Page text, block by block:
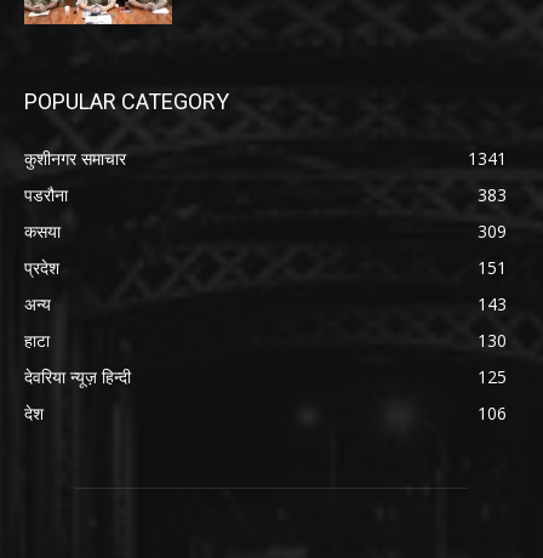
POPULAR CATEGORY
कुशीनगर समाचार
1341
पडरौना
383
कसया
309
प्रदेश
151
अन्य
143
हाटा
130
देवरिया न्यूज़ हिन्दी
125
देश
106